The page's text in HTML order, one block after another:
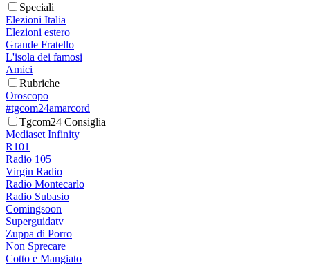
Speciali
Elezioni Italia
Elezioni estero
Grande Fratello
L'isola dei famosi
Amici
Rubriche
Oroscopo
#tgcom24amarcord
Tgcom24 Consiglia
Mediaset Infinity
R101
Radio 105
Virgin Radio
Radio Montecarlo
Radio Subasio
Comingsoon
Superguidatv
Zuppa di Porro
Non Sprecare
Cotto e Mangiato